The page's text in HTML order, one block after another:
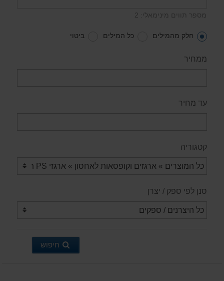
מספר תווים מינימאלי: 2
חלק מהמילים כל המילים ביטוי
ממחיר
עד מחיר
קטגוריה
סנן לפי ספק / יצרן
חיפוש